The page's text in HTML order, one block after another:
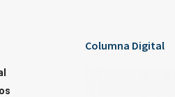
Columna Digital